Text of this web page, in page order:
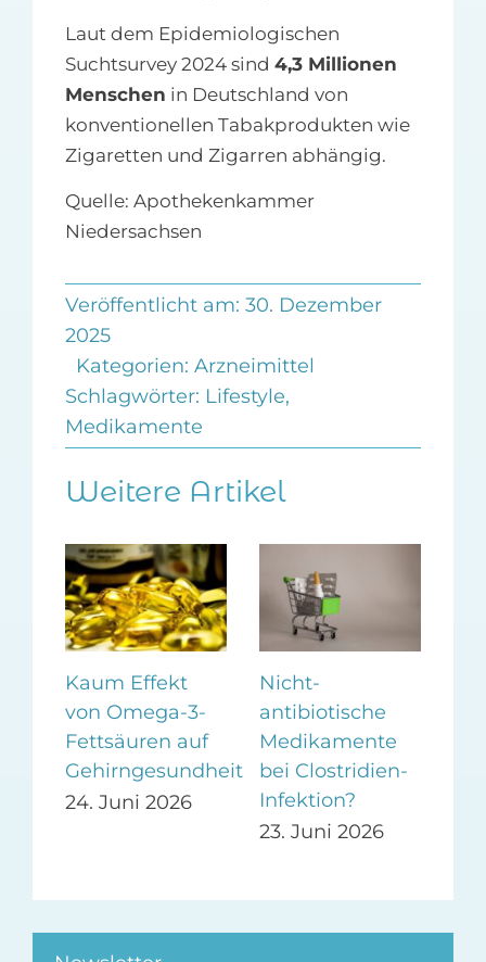
Laut dem Epidemiologischen
Suchtsurvey 2024 sind 4,3 Millionen
Menschen in Deutschland von
konventionellen Tabakprodukten wie
Zigaretten und Zigarren abhängig.
Quelle: Apothekenkammer
Niedersachsen
Veröffentlicht am: 30. Dezember
2025
Kategorien: Arzneimittel
Schlagwörter: Lifestyle,
Medikamente
Weitere Artikel
Kaum Effekt
von Omega-3-
Fettsäuren auf
Gehirngesundheit
24. Juni 2026
Nicht-
antibiotische
Medikamente
bei Clostridien-
Infektion?
23. Juni 2026